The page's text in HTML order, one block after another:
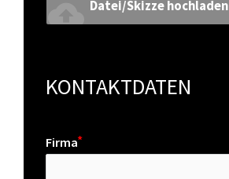
cloud_upload Datei/Skizze hochladen
KONTAKTDATEN
Firma